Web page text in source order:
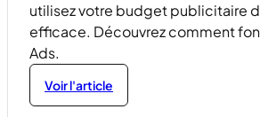
utilisez votre budget publicitaire
efficace. Découvrez comment
Ads.
Voir l'article